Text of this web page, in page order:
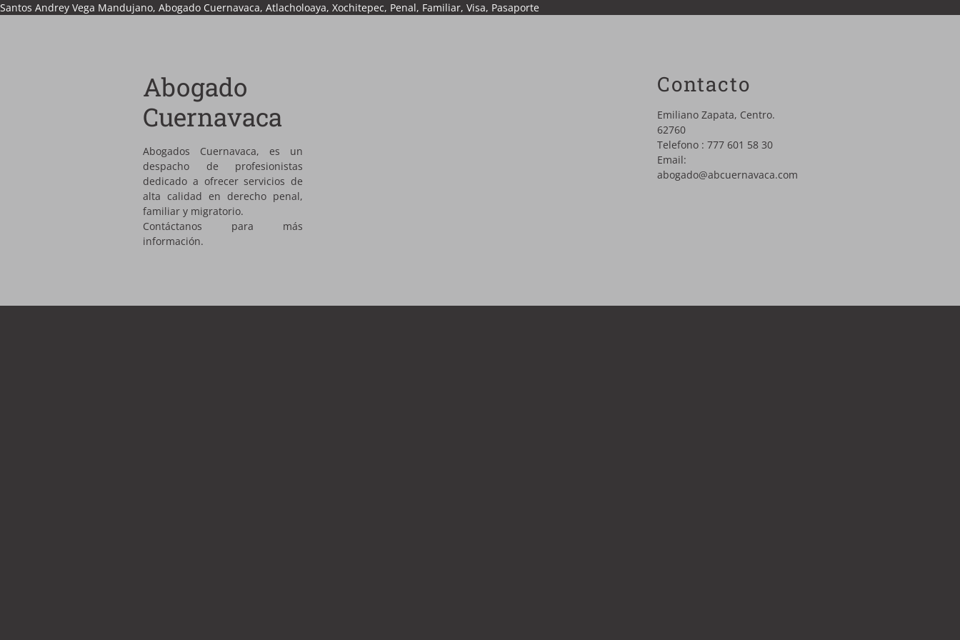
Santos Andrey Vega Mandujano, Abogado Cuernavaca, Atlacholoaya, Xochitepec, Penal, Familiar, Visa, Pasaporte
Abogado
Cuernavaca
Abogados Cuernavaca, es un
despacho de profesionistas
dedicado a ofrecer servicios de
alta calidad en derecho penal,
familiar y migratorio.
Contáctanos para más
información.
Contacto
Emiliano Zapata, Centro.
62760
Telefono : 777 601 58 30
Email:
abogado@abcuernavaca.com